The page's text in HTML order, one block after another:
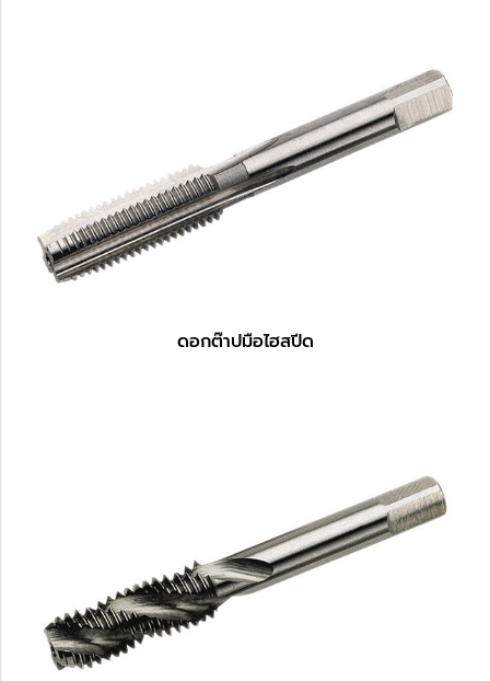
ดอกต๊าปมือไฮสปีด